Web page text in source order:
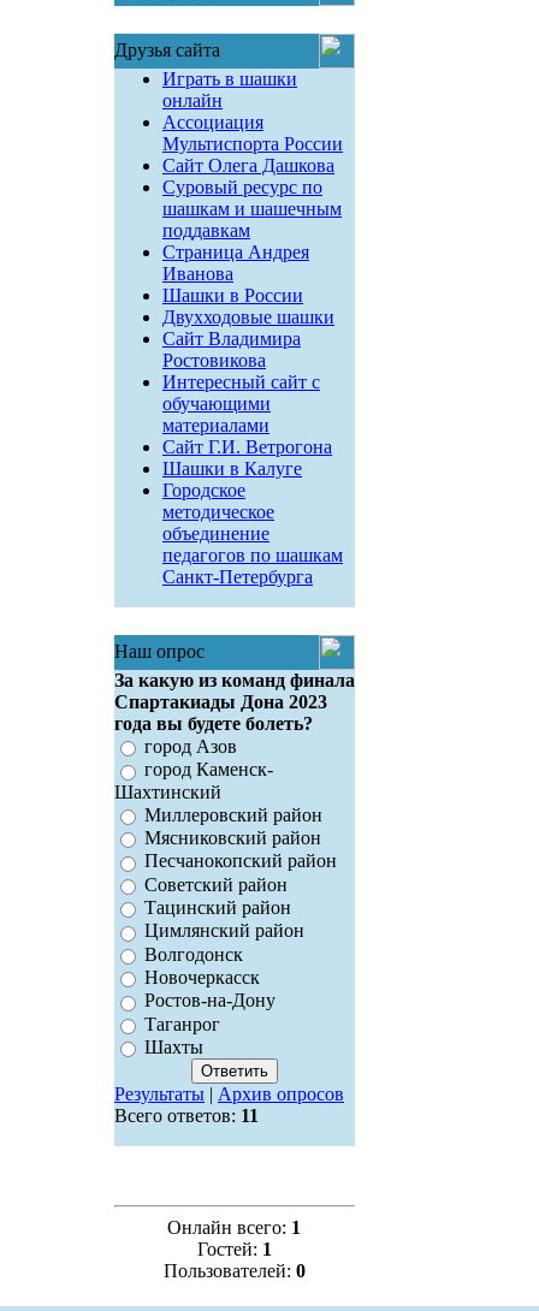
Друзья сайта
Играть в шашки
онлайн
Ассоциация
Мультиспорта России
Сайт Олега Дашкова
Суровый ресурс по
шашкам и шашечным
поддавкам
Страница Андрея
Иванова
Шашки в России
Двухходовые шашки
Сайт Владимира
Ростовикова
Интересный сайт с
обучающими
материалами
Сайт Г.И. Ветрогона
Шашки в Калуге
Городское
методическое
объединение
педагогов по шашкам
Санкт-Петербурга
Наш опрос
За какую из команд финала
Спартакиады Дона 2023
года вы будете болеть?
город Азов
город Каменск-
Шахтинский
Миллеровский район
Мясниковский район
Песчанокопский район
Советский район
Тацинский район
Цимлянский район
Волгодонск
Новочеркасск
Ростов-на-Дону
Таганрог
Шахты
Результаты| Архив опросов
Всего ответов: 11
Онлайн всего: 1
Гостей: 1
Пользователей: 0